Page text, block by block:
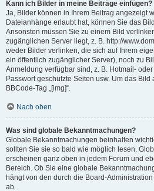
Kann ich Bilder in meine Beiträge einfügen?
Ja, Bilder können in Ihrem Beitrag angezeigt
Dateianhänge erlaubt hat, können Sie das
Ansonsten müssen Sie zu einem Bild
zugänglichen Server liegt, z. B. http://
weder Bilder verlinken, die sich auf Ihrem
ein öffentlich zugänglicher Server), noch zu
Anmeldung verfügbar sind, z. B. Hotmail-
Passwort geschützte Seiten usw. Um das
BBCode-Tag „[img]“.
Nach oben
Was sind globale Bekanntmachungen?
Globale Bekanntmachungen beinhalten
sollten Sie sie so bald wie möglich lesen.
erscheinen ganz oben in jedem Forum und
Bereich. Ob Sie eine globale
hängt von den durch die Board-
ab.